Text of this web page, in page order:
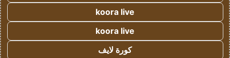
koora live
koora live
كورة لايف